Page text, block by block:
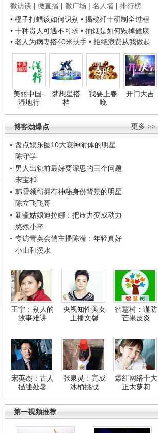
微访谈 | 微直播 | 微广场 | 名人墙 | 排行榜
• 橙子打蜡该如何识别 • 揭秘歼十研制全过程
• 十种贵人可遇不可求 • 抽烟是如何毁掉健康
• 老人为病妻搭40米扶手 • 拒绝浪费从我做起
美丽中国·
湿地行
梦想星搭
档
我要上春
晚
开门大吉
更多 >>
博客劲爆点
盘点娱乐圈10大衰神附体的明星
陈守学
男人出轨前最好要深思的三个问题
宋宝和
韩雪领衔拥有神秘身份背景的明星
陈立飞飞哥
新疆姑娘迪拉娜：把压力变成动力
悠然小卒
专访青奥会俏主播陈滢：年轻真好
小山和溪水
王宁：别人的
故事难讲
央视知性美女
主播文馨
智慧树：谨防
芒果皮炎
宋英杰：古人
描述处暑
张泉灵：完成
冰桶挑战
爆红网络十大
正太萝莉
第一视频推荐